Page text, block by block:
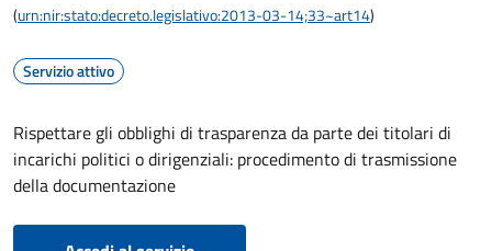
(urn:nir:stato:decreto.legislativo:2013-03-14;33~art14)
Servizio attivo
Rispettare gli obblighi di trasparenza da parte dei titolari di
incarichi politici o dirigenziali: procedimento di trasmissione
della documentazione